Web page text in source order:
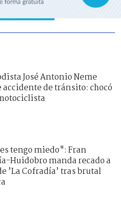
José Antonio Neme
accidente de tránsito: chocó
tengo miedo": Fran
Huidobro manda recado a
’La Cofradía’ tras brutal